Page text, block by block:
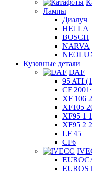
Лампы
Диалуч
HELLA
BOSCH
NARVA
Кузовные детали
DAF
95 ATI
CF
XF 106
XF105
XF95 1
XF95 2
LF 45
CF6